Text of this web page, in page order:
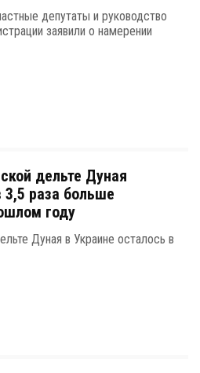
депутаты и руководство
заявили о намерении
дельте Дуная
3,5 раза больше
году
Дуная в Украине осталось в